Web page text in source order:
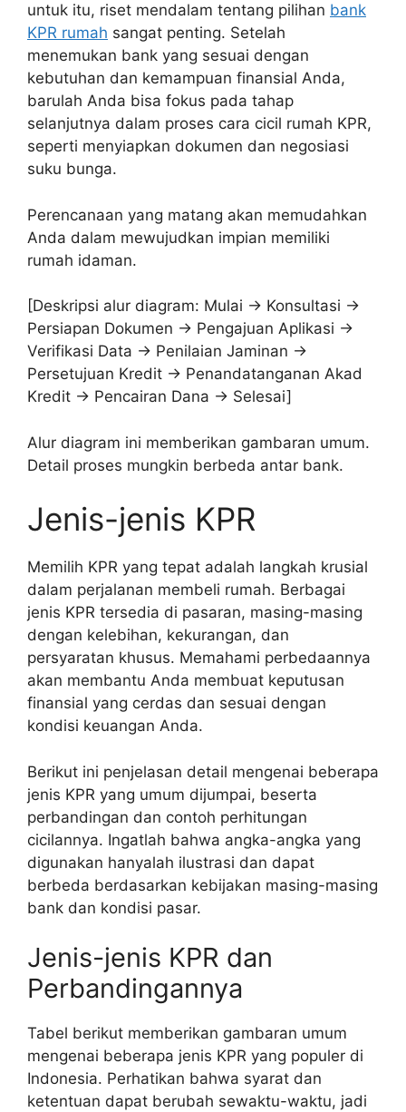
untuk itu, riset mendalam tentang pilihan bank
KPR rumah sangat penting. Setelah
menemukan bank yang sesuai dengan
kebutuhan dan kemampuan finansial Anda,
barulah Anda bisa fokus pada tahap
selanjutnya dalam proses cara cicil rumah KPR,
seperti menyiapkan dokumen dan negosiasi
suku bunga.
Perencanaan yang matang akan memudahkan
Anda dalam mewujudkan impian memiliki
rumah idaman.
[Deskripsi alur diagram: Mulai -> Konsultasi ->
Persiapan Dokumen -> Pengajuan Aplikasi ->
Verifikasi Data -> Penilaian Jaminan ->
Persetujuan Kredit -> Penandatanganan Akad
Kredit -> Pencairan Dana -> Selesai]
Alur diagram ini memberikan gambaran umum.
Detail proses mungkin berbeda antar bank.
Jenis-jenis KPR
Memilih KPR yang tepat adalah langkah krusial
dalam perjalanan membeli rumah. Berbagai
jenis KPR tersedia di pasaran, masing-masing
dengan kelebihan, kekurangan, dan
persyaratan khusus. Memahami perbedaannya
akan membantu Anda membuat keputusan
finansial yang cerdas dan sesuai dengan
kondisi keuangan Anda.
Berikut ini penjelasan detail mengenai beberapa
jenis KPR yang umum dijumpai, beserta
perbandingan dan contoh perhitungan
cicilannya. Ingatlah bahwa angka-angka yang
digunakan hanyalah ilustrasi dan dapat
berbeda berdasarkan kebijakan masing-masing
bank dan kondisi pasar.
Jenis-jenis KPR dan
Perbandingannya
Tabel berikut memberikan gambaran umum
mengenai beberapa jenis KPR yang populer di
Indonesia. Perhatikan bahwa syarat dan
ketentuan dapat berubah sewaktu-waktu, jadi